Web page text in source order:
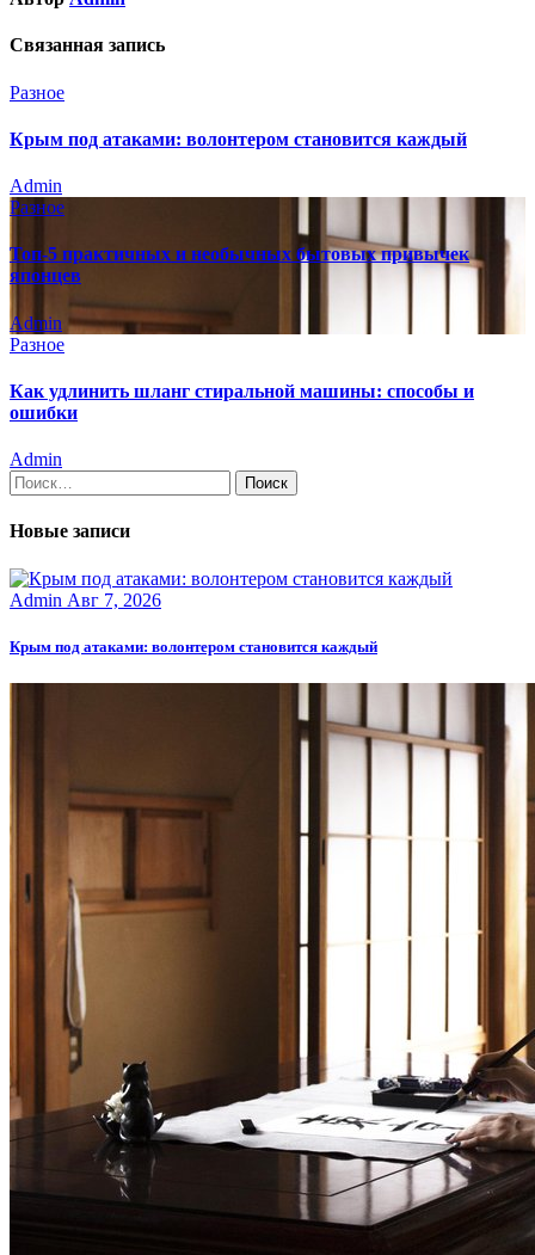
Связанная запись
Разное
Крым под атаками: волонтером становится каждый
Admin
Разное
Топ-5 практичных и необычных бытовых привычек
японцев
Admin
Разное
Как удлинить шланг стиральной машины: способы и
ошибки
Admin
Найти:
Новые записи
Admin Авг 7, 2026
Крым под атаками: волонтером становится каждый